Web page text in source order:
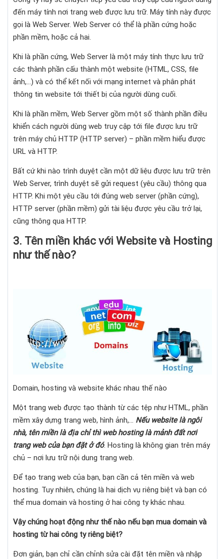
đến máy tính nơi trang web được lưu trữ. Máy tính này được
gọi là Web Server. Web Server có thể là phần cứng hoặc
phần mềm, hoặc cả hai.
Khi là phần cứng, Web Server là một máy tính thực lưu trữ
các thành phần cấu thành một website (HTML, CSS, file
ảnh,…) và có thể kết nối với mạng internet và phân phát
thông tin website tới thiết bị của người dùng cuối.
Khi là phần mềm, Web Server gồm một số thành phần điều
khiển cách người dùng web truy cập tới file được lưu trữ
trên máy chủ HTTP (HTTP server) – phần mềm hiểu được
URL và HTTP.
Bất cứ khi nào trình duyệt cần một dữ liệu được lưu trữ trên
Web Server, trình duyệt sẽ gửi request (yêu cầu) thông qua
HTTP. Khi một yêu cầu tới đúng web server (phần cứng),
HTTP server (phần mềm) gửi tài liệu được yêu cầu trở lại,
cũng thông qua HTTP.
3. Tên miền khác với Website và Hosting
như thế nào?
Domain, hosting và website khác nhau thế nào
Một trang web được tạo thành từ các tệp như HTML, phần
mềm xây dựng trang web, hình ảnh,… Nếu website là ngôi
nhà, tên miền là địa chỉ thì web hosting là mảnh đất nơi
trang web của bạn đặt ở đó. Hosting là không gian trên máy
chủ – nơi lưu trữ nội dung trang web.
Để tạo trang web của bạn, bạn cần cả tên miền và web
hosting. Tuy nhiên, chúng là hai dịch vụ riêng biệt và bạn có
thể mua domain và hosting ở hai công ty khác nhau.
Vậy chúng hoạt động như thế nào nếu bạn mua domain và
hosting từ hai công ty riêng biệt?
Đơn giản, bạn chỉ cần chỉnh sửa cài đặt tên miền và nhập